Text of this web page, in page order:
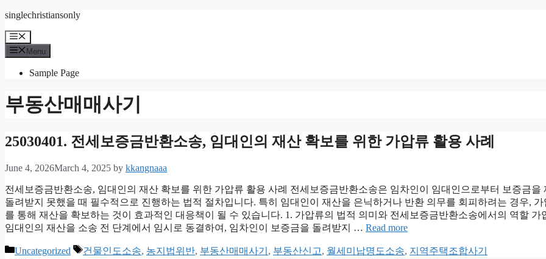
Skip
content
singlechristiansonly
Menu
Menu
Sample Page
부동산매매사기
25030401. 전세보증금반환소송, 임대인의 재산 확보를 위한 가압류 활용 사례
June 4, 2026March 4, 2025 by kkangnaaa
전세보증금반환소송, 임대인의 재산 확보를 위한 가압류 활용 사례 전세보증금반환소송은 임차인이 임대인으로부터 보증금을
돌려받지 못했을 때 필수적으로 진행하는 법적 절차입니다. 특히 임대인이 재산을 은닉하거나 반환 의무를 회피하려는 경우, 가
를 통해 재산을 확보하는 것이 효과적인 대응책이 될 수 있습니다. 1. 가압류의 법적 의미와 전세보증금반환소송에서의 역할 가
임대인의 재산을 소송 전 단계에서 임시로 동결하여, 임차인이 보증금을 돌려받지 … Read more
Categories
Uncategorized Tags
건물인도소송, 농지법위반, 부동산매매사기 , 부동산신고, 월세미납명도소송, 지역주택조합사기